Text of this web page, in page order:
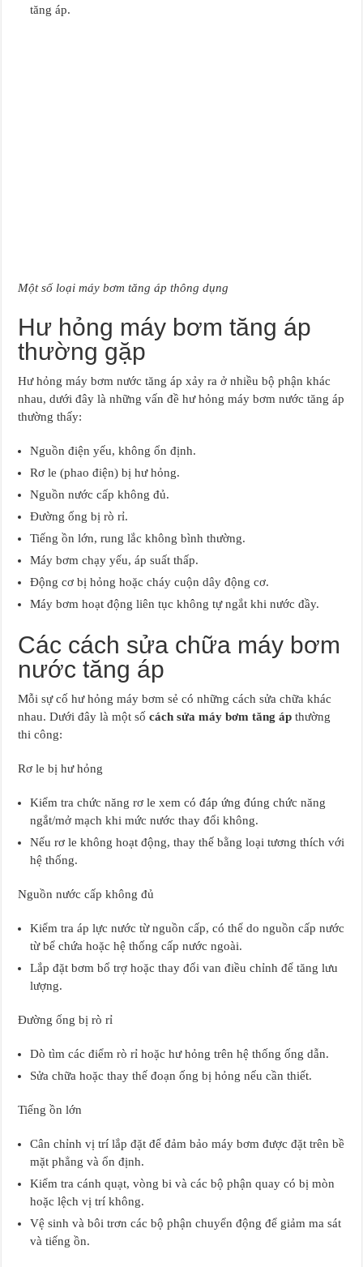
tăng áp.
Một số loại máy bơm tăng áp thông dụng
Hư hỏng máy bơm tăng áp
thường gặp
Hư hỏng máy bơm nước tăng áp xảy ra ở nhiều bộ phận khác
nhau, dưới đây là những vấn đề hư hỏng máy bơm nước tăng áp
thường thấy:
Nguồn điện yếu, không ổn định.
Rơ le (phao điện) bị hư hỏng.
Nguồn nước cấp không đủ.
Đường ống bị rò rỉ.
Tiếng ồn lớn, rung lắc không bình thường.
Máy bơm chạy yếu, áp suất thấp.
Động cơ bị hỏng hoặc cháy cuộn dây động cơ.
Máy bơm hoạt động liên tục không tự ngắt khi nước đầy.
Các cách sửa chữa máy bơm
nước tăng áp
Mỗi sự cố hư hỏng máy bơm sẻ có những cách sửa chữa khác
nhau. Dưới đây là một sốcách sửa máy bơm tăng áp thường
thi công:
Rơ le bị hư hỏng
Kiểm tra chức năng rơ le xem có đáp ứng đúng chức năng
ngắt/mở mạch khi mức nước thay đổi không.
Nếu rơ le không hoạt động, thay thế bằng loại tương thích với
hệ thống.
Nguồn nước cấp không đủ
Kiểm tra áp lực nước từ nguồn cấp, có thể do nguồn cấp nước
từ bể chứa hoặc hệ thống cấp nước ngoài.
Lắp đặt bơm bổ trợ hoặc thay đổi van điều chỉnh để tăng lưu
lượng.
Đường ống bị rò rỉ
Dò tìm các điểm rò rỉ hoặc hư hỏng trên hệ thống ống dẫn.
Sửa chữa hoặc thay thế đoạn ống bị hỏng nếu cần thiết.
Tiếng ồn lớn
Cân chỉnh vị trí lắp đặt để đảm bảo máy bơm được đặt trên bề
mặt phẳng và ổn định.
Kiểm tra cánh quạt, vòng bi và các bộ phận quay có bị mòn
hoặc lệch vị trí không.
Vệ sinh và bôi trơn các bộ phận chuyển động để giảm ma sát
và tiếng ồn.